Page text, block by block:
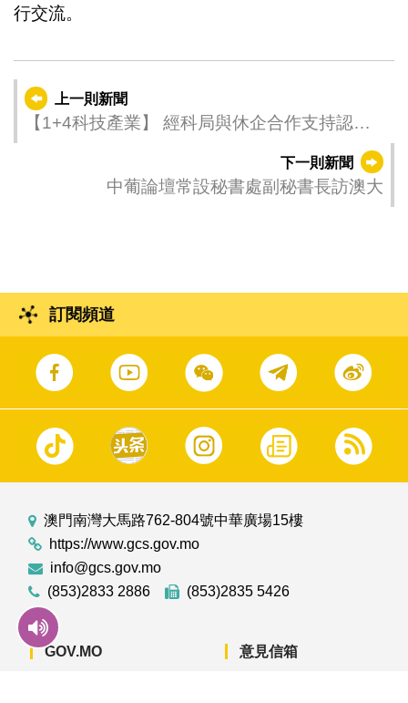
行交流。
上一則新聞
【1+4科技產業】 經科局與休企合作支持認證
下一則新聞
中葡論壇常設秘書處副秘書長訪澳大
訂閱頻道
澳門南灣大馬路762-804號中華廣場15樓
https://www.gcs.gov.mo
info@gcs.gov.mo
(853)2833 2886
(853)2835 5426
GOV.MO 意見信箱